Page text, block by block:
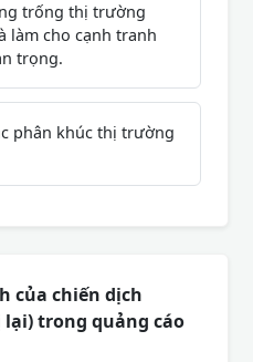
trống thị trường
làm cho cạnh tranh
trọng.
phân khúc thị trường
của chiến dịch
trong quảng cáo